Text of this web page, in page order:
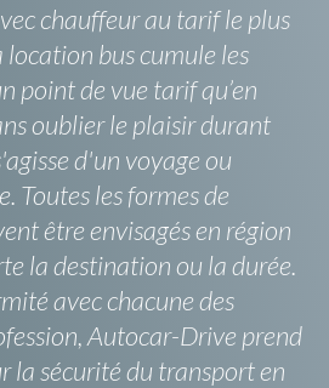
chauffeur au tarif le plus
location bus cumule les
point de vue tarif qu’en
oublier le plaisir durant
d'un voyage ou
Toutes les formes de
être envisagés en région
la destination ou la durée.
avec chacune des
Autocar-Drive prend
la sécurité du transport en